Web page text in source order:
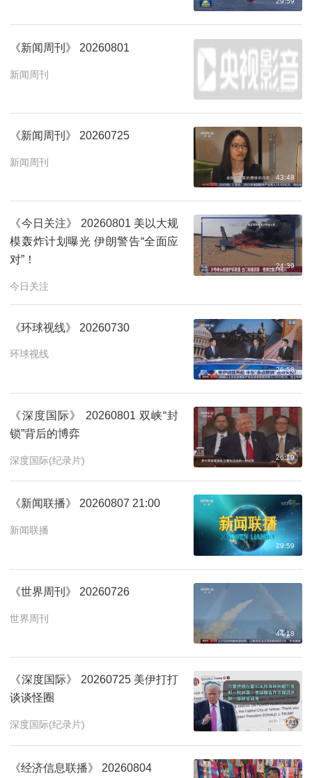
《新闻周刊》 20260801
新闻周刊
43:32
《新闻周刊》 20260725
新闻周刊
43:48
《今日关注》 20260801 美以大规
模轰炸计划曝光 伊朗警告“全面应
对”！
今日关注
24:39
《环球视线》 20260730
环球视线
26:58
《深度国际》 20260801 双峡“封
锁”背后的博弈
深度国际(纪录片) 26:19
《新闻联播》 20260807 21:00
新闻联播
29:59
《世界周刊》 20260726
世界周刊
44:18
《深度国际》 20260725 美伊打打
谈谈怪圈
深度国际(纪录片) 26:21
《经济信息联播》 20260804